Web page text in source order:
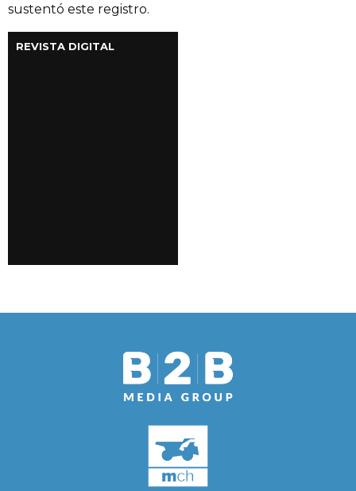
sustentó este registro.
REVISTA DIGITAL